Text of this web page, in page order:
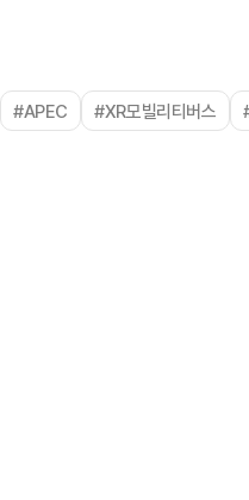
#APEC #XR모빌리티버스